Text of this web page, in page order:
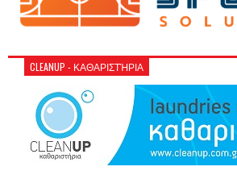
CLEANUP - ΚΑΘΑΡΙΣΤΉΡΙΑ